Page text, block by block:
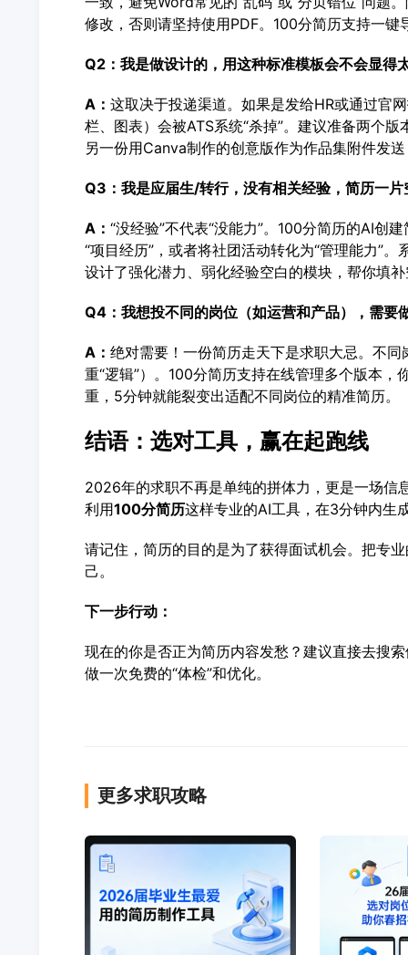
修改，否则请坚持使用PDF。100分简历支持一键
Q2：我是做设计的，用这种标准模板会不会显得
A： 这取决于投递渠道。如果是发给HR或通过官
栏、图表）会被ATS系统“杀掉”。建议准备两个
另一份用Canva制作的创意版作为作品集附件发
Q3：我是应届生/转行，没有相关经验，简历一片
A： “没经验”不代表“没能力”。100分简历的AI创
“项目经历”，或者将社团活动转化为“管理能力”
设计了强化潜力、弱化经验空白的模块，帮你填
Q4：我想投不同的岗位（如运营和产品），需要
A： 绝对需要！一份简历走天下是求职大忌。不
重“逻辑”）。100分简历支持在线管理多个版本
重，5分钟就能裂变出适配不同岗位的精准简历。
结语：选对工具，赢在起跑线
2026年的求职不再是单纯的拼体力，更是一场信
利用100分简历这样专业的AI工具，在3分钟内生
请记住，简历的目的是为了获得面试机会。把专
己。
下一步行动：
现在的你是否正为简历内容发愁？建议直接去搜
做一次免费的“体检”和优化。
更多求职攻略